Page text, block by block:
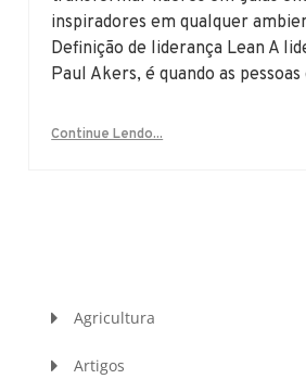
inspiradores em qualquer
Definição de liderança Lean A
Paul Akers, é quando as pessoas
Continue Lendo...
Agricultura
Artigos